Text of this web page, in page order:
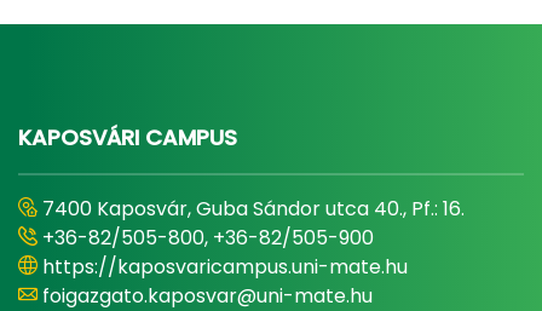
KAPOSVÁRI CAMPUS
7400 Kaposvár, Guba Sándor utca 40., Pf.: 16.
+36-82/505-800, +36-82/505-900
https://kaposvaricampus.uni-mate.hu
foigazgato.kaposvar@uni-mate.hu